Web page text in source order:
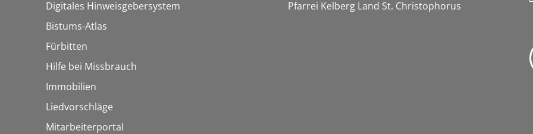
Digitales Hinweisgebersystem
Bistums-Atlas
Fürbitten
Hilfe bei Missbrauch
Immobilien
Liedvorschläge
Mitarbeiterportal
Pfarrei Kelberg Land St. Christophorus